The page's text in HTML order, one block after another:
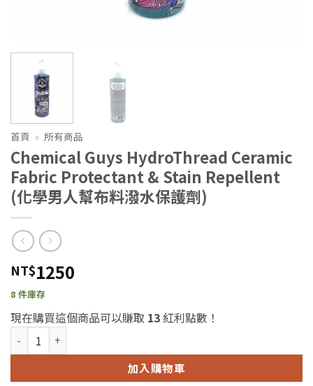
首頁 » 所有商品
Chemical Guys HydroThread Ceramic
Fabric Protectant & Stain Repellent
(化學男人幫布料潑水保護劑)
NT$1250
8 件庫存
現在購買這個商品可以賺取 13紅利點數！
Chemical Guys HydroThread Ceramic Fabric Protectant &
加入購物車